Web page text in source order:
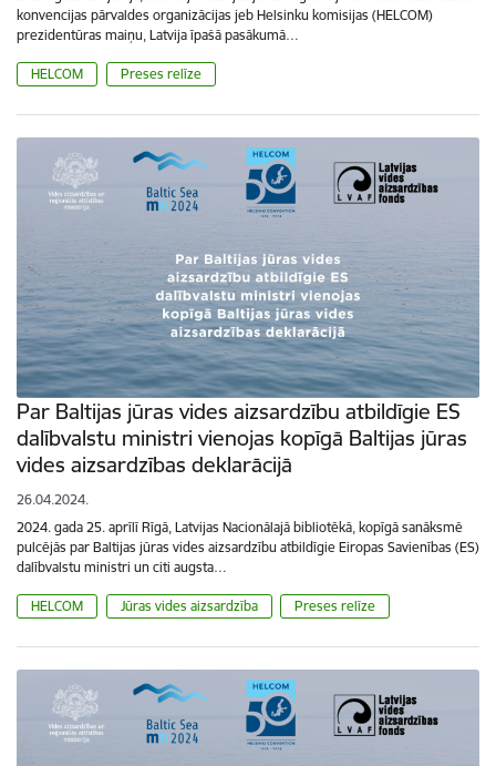
konvencijas pārvaldes organizācijas jeb Helsinku komisijas (HELCOM)
prezidentūras maiņu, Latvija īpašā pasākumā…
HELCOM Preses relīze
Par Baltijas jūras vides aizsardzību atbildīgie ES
dalībvalstu ministri vienojas kopīgā Baltijas jūras
vides aizsardzības deklarācijā
26.04.2024.
2024. gada 25. aprīlī Rīgā, Latvijas Nacionālajā bibliotēkā, kopīgā sanāksmē
pulcējās par Baltijas jūras vides aizsardzību atbildīgie Eiropas Savienības (ES)
dalībvalstu ministri un citi augsta…
HELCOM Jūras vides aizsardzība Preses relīze